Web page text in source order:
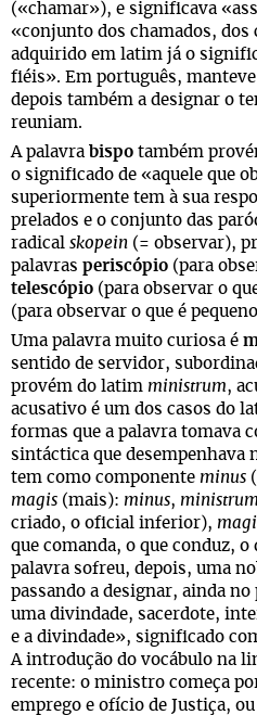
(«chamar»), e significava
«conjunto dos chamados, dos
adquirido em latim já o
fiéis». Em português,
depois também a designar o
reuniam.
A palavra bispo também
o significado de «aquele que
superiormente tem à sua
prelados e o conjunto das
radical skopein (= observar),
palavras periscópio (para
telescópio (para observar o
(para observar o que é
Uma palavra muito curiosa é
sentido de servidor,
provém do latim ministrum,
acusativo é um dos casos do
formas que a palavra tomava
sintáctica que desempenhava
tem como componente minus
magis (mais): minus, ministrum
criado, o oficial inferior),
que comanda, o que conduz,
palavra sofreu, depois, uma
passando a designar, ainda
uma divindade, sacerdote,
e a divindade», significado
A introdução do vocábulo na
recente: o ministro começa
emprego e ofício de Justiça,